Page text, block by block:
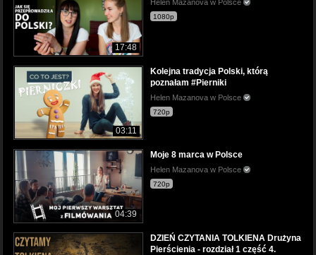
17:48
Helen Mazanova w Polsce
1080p
03:11
Kolejna tradycja Polski, którą
poznałam #Pierniki
Helen Mazanova w Polsce
720p
04:39
Moje 8 marca w Polsce
Helen Mazanova w Polsce
720p
DZIEŃ CZYTANIA TOLKIENA Drużyna
Pierścienia - rozdział 1 część 4.